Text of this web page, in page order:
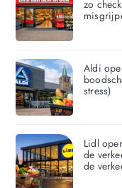
zo
Aldi
stress)
Lidl
de
de